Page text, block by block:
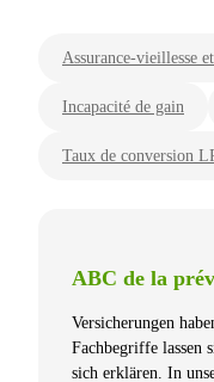
Assurance-vieillesse
Incapacité de gain
Taux de conversion
ABC de la
Versicherungen
Fachbegriffe lassen
sich erklären. In